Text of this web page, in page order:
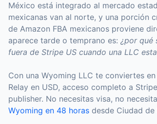
México está integrado al mercado
mexicanas van al norte, y una porción
de Amazon FBA mexicanos proviene
aparece tarde o temprano es: ¿por qué
fuera de Stripe US cuando una LLC
Con una Wyoming LLC te conviertes
Relay en USD, acceso completo a
publisher. No necesitas visa, no
Wyoming en 48 horas desde Ciudad